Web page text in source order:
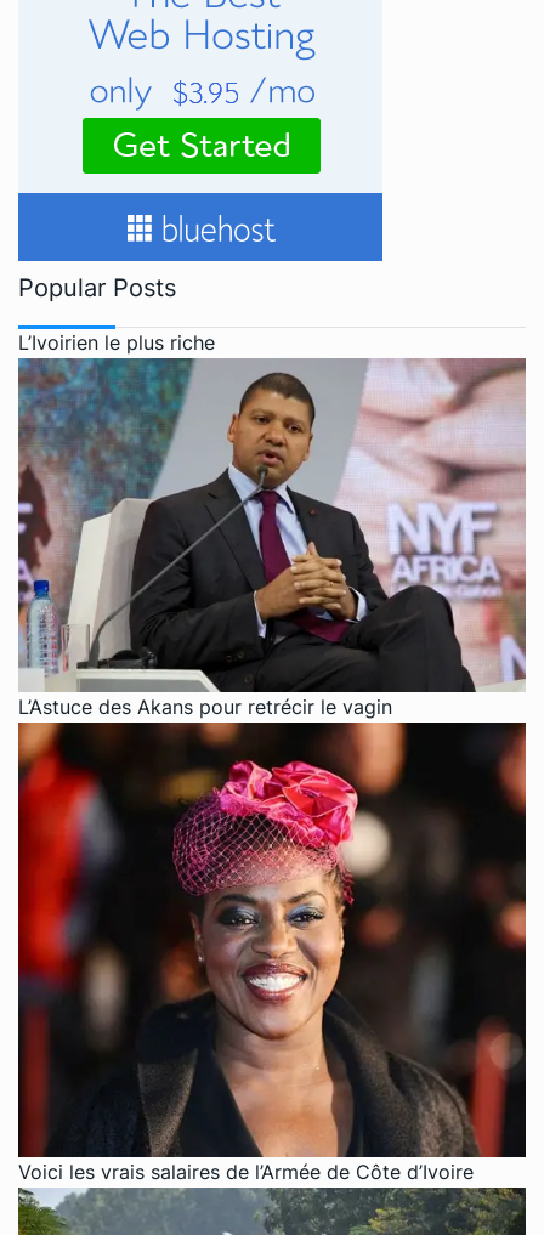
Popular Posts
L’Ivoirien le plus riche
L’Astuce des Akans pour retrécir le vagin
Voici les vrais salaires de l’Armée de Côte d’Ivoire